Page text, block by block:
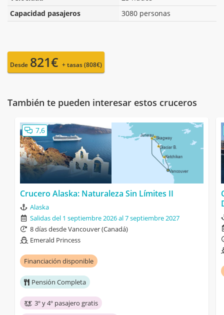
Capacidad pasajeros
3080 personas
Desde 821€ + tasas (808€)
También te pueden interesar estos cruceros
7,6
Crucero Alaska: Naturaleza Sin Límites II
Alaska
Salidas del 1 septiembre 2026 al 7 septiembre 2027
8 días desde Vancouver (Canadá)
Emerald Princess
Financiación disponible
Pensión Completa
3º y 4º pasajero gratis